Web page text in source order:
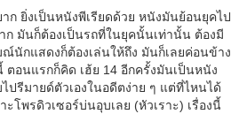
ยิ่งเป็นหนังพีเรียดด้วย หนังมันย้อนยุคไป
มันก็ต้องเป็นรถที่ในยุคนั้นเท่านั้น ต้องมี
นักแสดงก็ต้องเล่นให้ถึง มันก็เลยค่อนข้าง
ตอนแรกก็คิด เฮ้ย 14 อีกครั้งมันเป็นหนัง
ปรีมายด์ตัวเองในอดีตง่าย ๆ แต่ที่ไหนได้
โพรดิวเซอร์บ่นอุบเลย (หัวเราะ) เรื่องนี้